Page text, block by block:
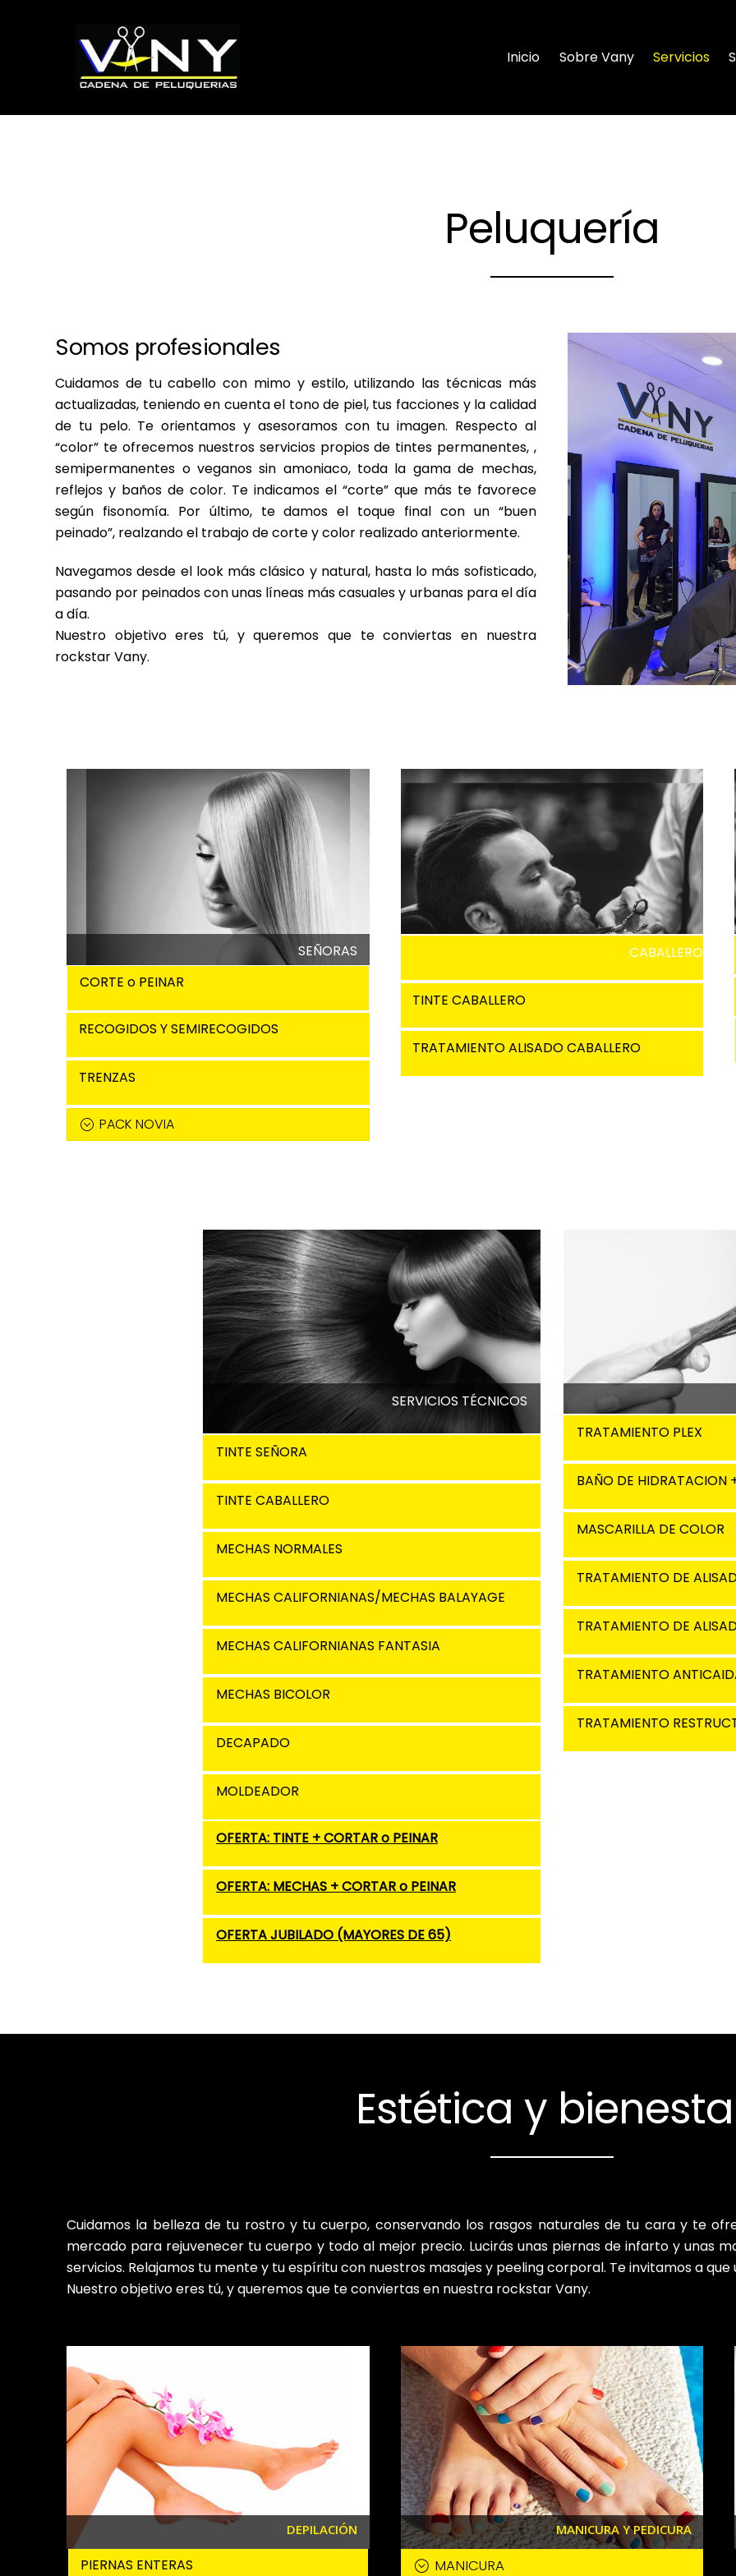
Inicio Sobre Vany Servicios
Peluquería
Somos profesionales
Cuidamos de tu cabello con mimo y estilo, utilizando las técnicas más
actualizadas, teniendo en cuenta el tono de piel, tus facciones y la calidad
de tu pelo. Te orientamos y asesoramos con tu imagen. Respecto al
“color” te ofrecemos nuestros servicios propios de tintes permanentes, ,
semipermanentes o veganos sin amoniaco, toda la gama de mechas,
reflejos y baños de color. Te indicamos el “corte” que más te favorece
según fisonomía. Por último, te damos el toque final con un “buen
peinado”, realzando el trabajo de corte y color realizado anteriormente.
Navegamos desde el look más clásico y natural, hasta lo más sofisticado,
pasando por peinados con unas líneas más casuales y urbanas para el día
a día.
Nuestro objetivo eres tú, y queremos que te conviertas en nuestra
rockstar Vany.
SEÑORAS
CORTE o PEINAR
RECOGIDOS Y SEMIRECOGIDOS
TRENZAS
PACK NOVIA
CABALLERO
TINTE CABALLERO
TRATAMIENTO ALISADO CABALLERO
SERVICIOS TÉCNICOS
TINTE SEÑORA
TINTE CABALLERO
MECHAS NORMALES
MECHAS CALIFORNIANAS/MECHAS BALAYAGE
MECHAS CALIFORNIANAS FANTASIA
MECHAS BICOLOR
DECAPADO
MOLDEADOR
OFERTA: TINTE + CORTAR o PEINAR
OFERTA: MECHAS + CORTAR o PEINAR
OFERTAJUBILADO (MAYORES DE 65)
TRATAMIENTO PLEX
BAÑO DE HIDRATACION
MASCARILLA DE COLOR
TRATAMIENTO DE
TRATAMIENTO DE
TRATAMIENTO
TRATAMIENTO
Estética y
Cuidamos la belleza de tu rostro y tu cuerpo, conservando los rasgos naturales de tu cara y te
mercado para rejuvenecer tu cuerpo y todo al mejor precio. Lucirás unas piernas de infarto y unas
servicios. Relajamos tu mente y tu espíritu con nuestros masajes y peeling corporal. Te invitamos a
Nuestro objetivo eres tú, y queremos que te conviertas en nuestra rockstar Vany.
DEPILACIÓN
PIERNAS ENTERAS
MANICURA Y PEDICURA
MANICURA